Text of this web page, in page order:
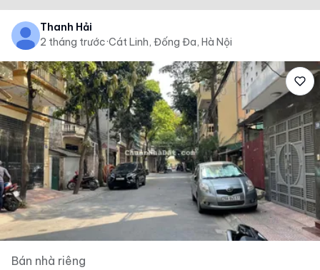
Thanh Hải
2 tháng trước·Cát Linh, Đống Đa, Hà Nội
Bán nhà riêng